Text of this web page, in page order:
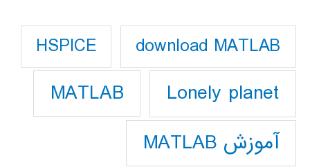
download MATLAB
HSPICE
Lonely planet
MATLAB
آموزش MATLAB